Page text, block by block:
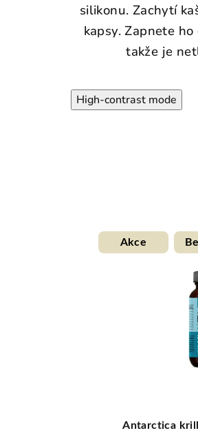
silikonu. Zachytí
kapsy. Zapnete
takže je
High-contrast mode
Akce
Antarctica